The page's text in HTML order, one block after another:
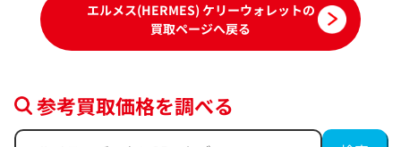
エルメス(HERMES) ケリーウォレットの
買取ページへ戻る
参考買取価格を調べる